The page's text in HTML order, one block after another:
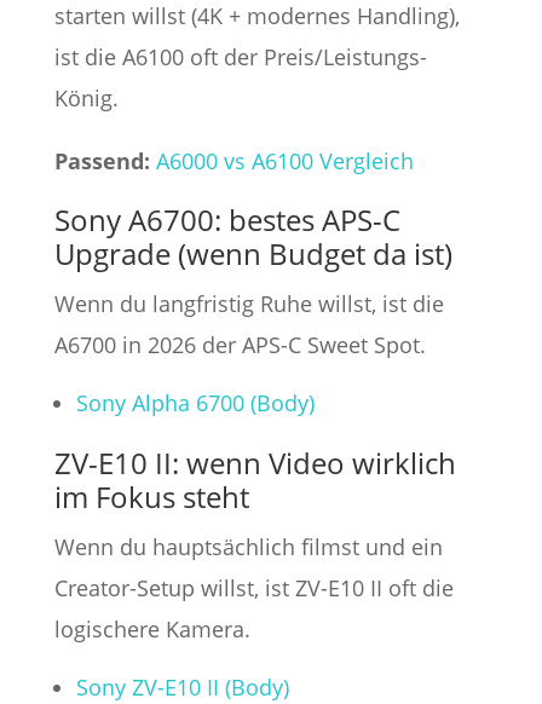
starten willst (4K + modernes Handling),
ist die A6100 oft der Preis/Leistungs-
König.
Passend: A6000 vs A6100 Vergleich
Sony A6700: bestes APS-C
Upgrade (wenn Budget da ist)
Wenn du langfristig Ruhe willst, ist die
A6700 in 2026 der APS-C Sweet Spot.
Sony Alpha 6700 (Body)
ZV-E10 II: wenn Video wirklich
im Fokus steht
Wenn du hauptsächlich filmst und ein
Creator-Setup willst, ist ZV-E10 II oft die
logischere Kamera.
Sony ZV-E10 II (Body)